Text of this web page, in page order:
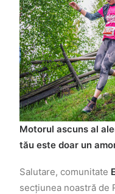
VOLUNTEERS
DECATHLON
SEARCH
Motorul ascuns al
tău este doar un
Salutare, comunitate
secțiunea noastră de